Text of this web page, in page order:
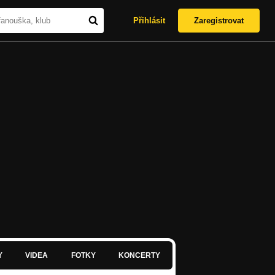
Přihlásit Zaregistrovat
VIDEA FOTKY KONCERTY